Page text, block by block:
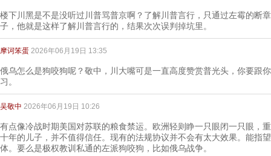
楼下川黑是不是没听过川普骂普京啊？了解川普言行，只通过左霉的断
子，他就是这样了解川普言行的，结果次次误判掉坑里。
摩诃笨蛋 2026年06月19日 13:35
俄乌怎么是狗咬狗呢？敬中，川大嘴可是一直高度赞赏普光头，你要跟
习。
吴敬中 2026年06月19日 10:26
有点像冷战时期美国对苏联的粮食禁运。欧洲轻则睁一只眼闭一只眼，
十年的儿子，并不值得信任。现有的法规协议并不会有太大效果。能指
体。要么是极权教训私通的左派狗咬狗，比如俄乌战争。